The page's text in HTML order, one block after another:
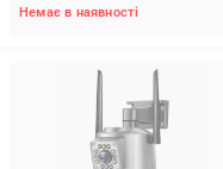
Немає в наявності